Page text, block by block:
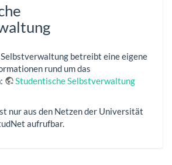
betreibt eine eigene
rund um das
Studentische Selbstverwaltung
nur aus den Netzen der Universität
aufrufbar.